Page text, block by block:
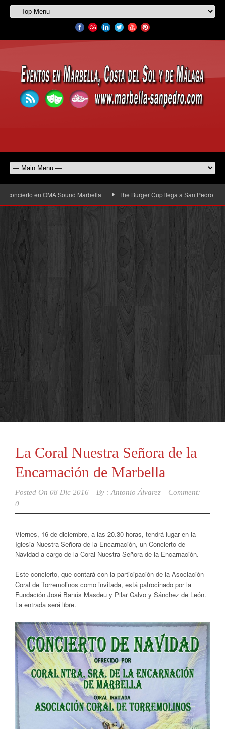
en OMA Sound Marbella The Burger Cup llega a San Pedro
La Coral Nuestra Señora de la
Encarnación de Marbella
Posted On 08 Dic 2016 By : Antonio Álvarez
Comment:
0
Viernes, 16 de diciembre, a las 20.30 horas, tendrá lugar en la
Iglesia Nuestra Señora de la Encarnación, un Concierto de
Navidad a cargo de la Coral Nuestra Señora de la Encarnación.
Este concierto, que contará con la participación de la Asociación
Coral de Torremolinos como invitada, está patrocinado por la
Fundación José Banús Masdeu y Pilar Calvo y Sánchez de León.
La entrada será libre.